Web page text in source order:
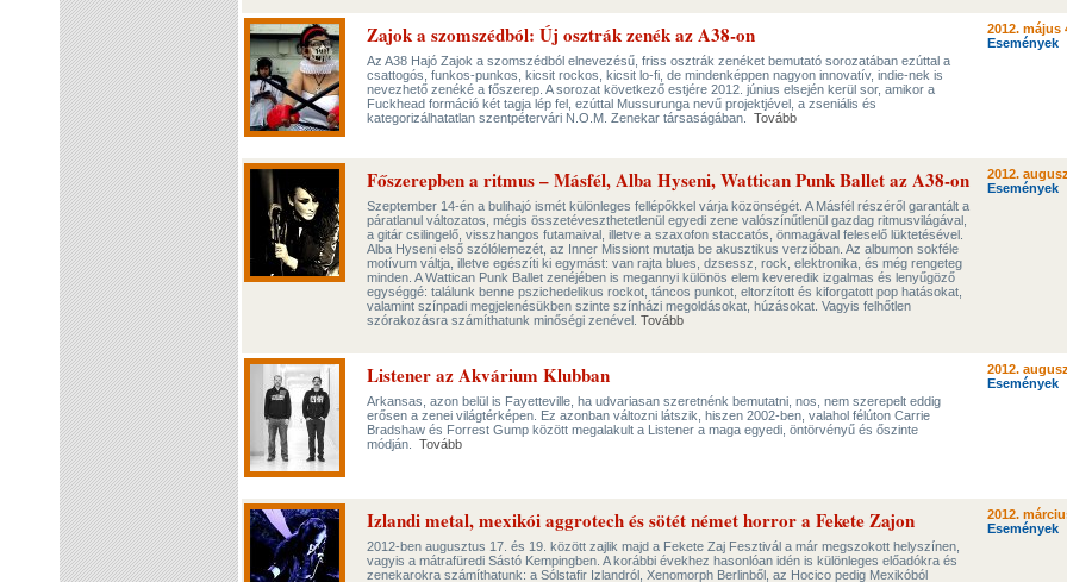
Zajok a szomszédból: Új osztrák zenék az A38-on
Az A38 Hajó Zajok a szomszédból elnevezésű, friss osztrák zenéket bemutató sorozatában ezúttal a
csattogós, funkos-punkos, kicsit rockos, kicsit lo-fi, de mindenképpen nagyon innovatív, indie-nek is
nevezhető zenéké a főszerep. A sorozat következő estjére 2012. június elsején kerül sor, amikor a
Fuckhead formáció két tagja lép fel, ezúttal Mussurunga nevű projektjével, a zseniális és
kategorizálhatatlan szentpétervári N.O.M. Zenekar társaságában. Tovább
2012. május
Események
Főszerepben a ritmus – Másfél, Alba Hyseni, Wattican Punk Ballet az A38-on
Szeptember 14-én a bulihajó ismét különleges fellépőkkel várja közönségét. A Másfél részéről garantált a
páratlanul változatos, mégis összetéveszthetetlenül egyedi zene valószínűtlenül gazdag ritmusvilágával,
a gitár csilingelő, visszhangos futamaival, illetve a szaxofon staccatós, önmagával feleselő lüktetésével.
Alba Hyseni első szólólemezét, az Inner Missiont mutatja be akusztikus verzióban. Az albumon sokféle
motívum váltja, illetve egészíti ki egymást: van rajta blues, dzsessz, rock, elektronika, és még rengeteg
minden. A Wattican Punk Ballet zenéjében is megannyi különös elem keveredik izgalmas és lenyűgöző
egységgé: találunk benne pszichedelikus rockot, táncos punkot, eltorzított és kiforgatott pop hatásokat,
valamint színpadi megjelenésükben szinte színházi megoldásokat, húzásokat. Vagyis felhőtlen
szórakozásra számíthatunk minőségi zenével. Tovább
2012.
Események
Listener az Akvárium Klubban
Arkansas, azon belül is Fayetteville, ha udvariasan szeretnénk bemutatni, nos, nem szerepelt eddig
erősen a zenei világtérképen. Ez azonban változni látszik, hiszen 2002-ben, valahol félúton Carrie
Bradshaw és Forrest Gump között megalakult a Listener a maga egyedi, öntörvényű és őszinte
módján. Tovább
2012.
Események
Izlandi metal, mexikói aggrotech és sötét német horror a Fekete Zajon
2012-ben augusztus 17. és 19. között zajlik majd a Fekete Zaj Fesztivál a már megszokott helyszínen,
vagyis a mátrafüredi Sástó Kempingben. A korábbi évekhez hasonlóan idén is különleges előadókra és
zenekarokra számíthatunk: a Sólstafir Izlandról, Xenomorph Berlinből, az Hocico pedig Mexikóból
2012.
Események